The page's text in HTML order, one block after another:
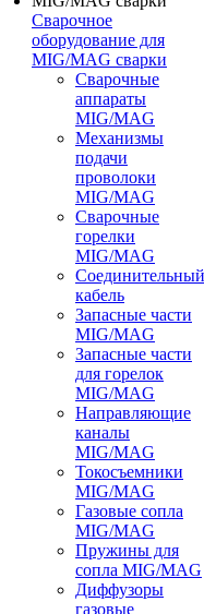
Сварочное
оборудование для
MIG/MAG сварки
Сварочные
аппараты
MIG/MAG
Механизмы
подачи
проволоки
MIG/MAG
Сварочные
горелки
MIG/MAG
Соединительный
кабель
Запасные части
MIG/MAG
Запасные части
для горелок
MIG/MAG
Направляющие
каналы
MIG/MAG
Токосъемники
MIG/MAG
Газовые сопла
MIG/MAG
Пружины для
сопла MIG/MAG
Диффузоры
газовые